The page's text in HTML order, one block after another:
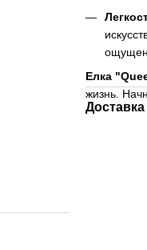
Елка
жизнь.
Доставка